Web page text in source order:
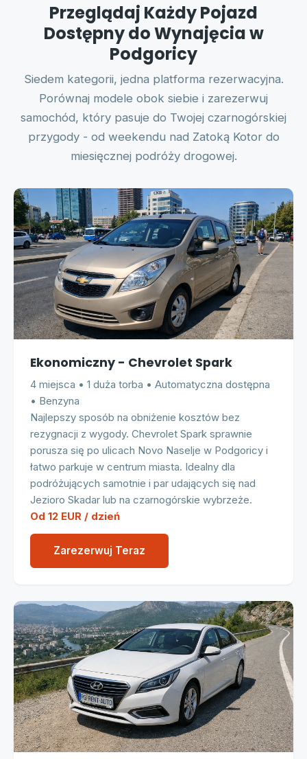
Przeglądaj Każdy Pojazd
Dostępny do Wynajęcia w
Podgoricy
Siedem kategorii, jedna platforma rezerwacyjna.
Porównaj modele obok siebie i zarezerwuj
samochód, który pasuje do Twojej czarnogórskiej
przygody - od weekendu nad Zatoką Kotor do
miesięcznej podróży drogowej.
Ekonomiczny - Chevrolet Spark
4 miejsca • 1 duża torba • Automatyczna dostępna
• Benzyna
Najlepszy sposób na obniżenie kosztów bez
rezygnacji z wygody. Chevrolet Spark sprawnie
porusza się po ulicach Novo Naselje w Podgoricy i
łatwo parkuje w centrum miasta. Idealny dla
podróżujących samotnie i par udających się nad
Jezioro Skadar lub na czarnogórskie wybrzeże.
Od 12 EUR / dzień
Zarezerwuj Teraz